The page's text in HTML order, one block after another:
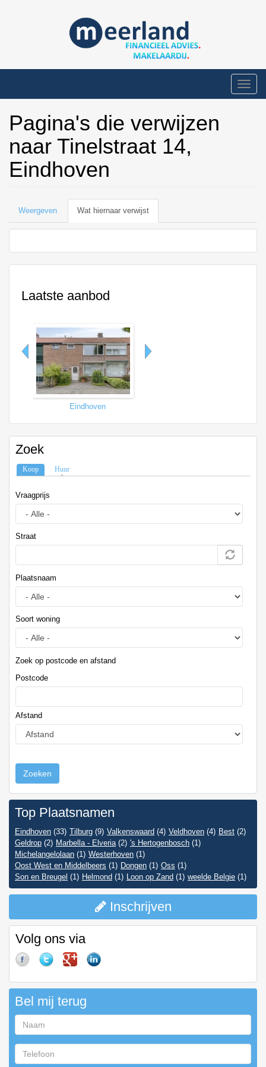
Toggle
Pagina's die verwijzen
naar Tinelstraat 14,
Eindhoven
Primaire
tabs
Weergeven Wat hiernaar verwijst
tabblad)
Laatste aanbod
Eindhoven
Zoek
Koop (actieve tabblad)
Huur
Vraagprijs
Straat
Plaatsnaam
Soort woning
Zoek op postcode en afstand
Postcode
Afstand
Zoeken
Top Plaatsnamen
Eindhoven (33) Tilburg (9) Valkenswaard (4) Veldhoven (4) Best (2)
Geldrop (2) Marbella - Elveria (2) 's Hertogenbosch (1)
Michelangelolaan (1) Westerhoven (1)
Oost West en Middelbeers (1) Dongen (1) Oss (1)
Son en Breugel (1) Helmond (1) Loon op Zand (1) weelde Belgie (1)
Inschrijven
Volg ons via
Bel mij terug
Naam